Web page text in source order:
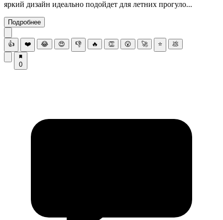
яркий дизайн идеально подойдет для летних прогуло...
Подробнее
👍 ❤️ 😂 😍 👎 🔥 👏 😮 🚀 ⭐ 💩
0